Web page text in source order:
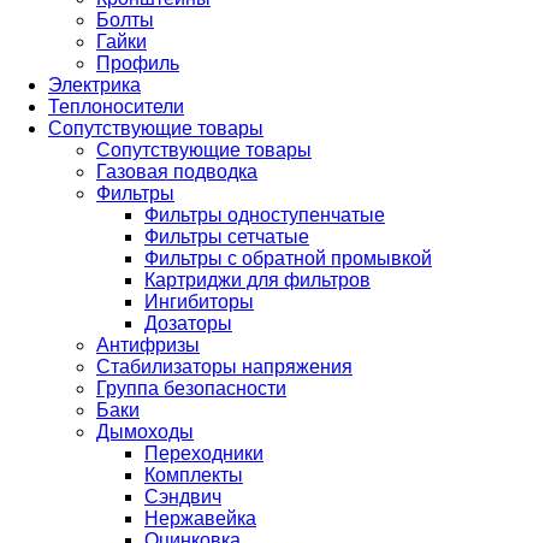
Болты
Гайки
Профиль
Электрика
Теплоносители
Сопутствующие товары
Сопутствующие товары
Газовая подводка
Фильтры
Фильтры одноступенчатые
Фильтры сетчатые
Фильтры с обратной промывкой
Картриджи для фильтров
Ингибиторы
Дозаторы
Антифризы
Стабилизаторы напряжения
Группа безопасности
Баки
Дымоходы
Переходники
Комплекты
Сэндвич
Нержавейка